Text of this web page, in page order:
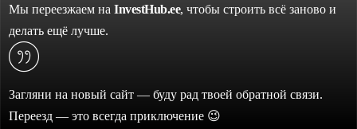
Мы переезжаем на InvestHub.ee, чтобы строить всё заново и
делать ещё лучше.
Загляни на новый сайт — буду рад твоей обратной связи.
Переезд — это всегда приключение 😉